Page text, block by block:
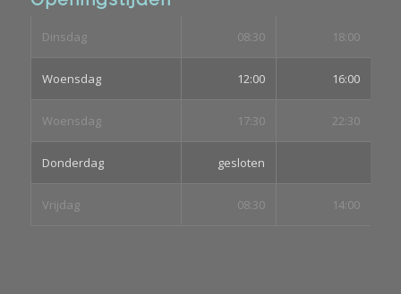
Dinsdag 08:30 18:00
Woensdag 12:00 16:00
Woensdag 17:30 22:30
Donderdag gesloten
Vrijdag 08:30 14:00